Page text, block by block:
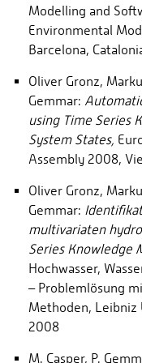
Modelling and
Environmental
Barcelona,
Oliver Gronz,
Gemmar:
using Time Series
System States,
Assembly 2008,
Oliver Gronz,
Gemmar:
multivariaten
Series Knowledge
Hochwasser,
– Problemlösung
Methoden, Leibniz
2008
M. Casper, P.